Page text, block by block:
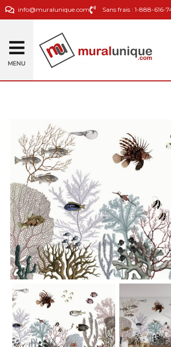
info@muralunique.com Sans frais : 1-888-616-
MENU